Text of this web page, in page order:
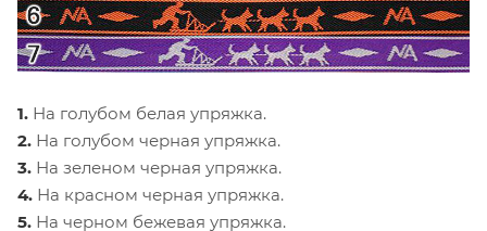
1. На голубом белая упряжка.
2. На голубом черная упряжка.
3. На зеленом черная упряжка.
4. На красном черная упряжка.
5. На черном бежевая упряжка.